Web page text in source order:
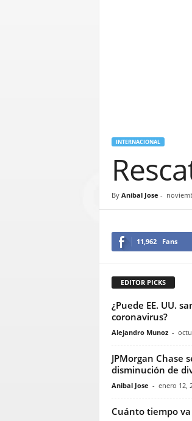
INTERNACIONAL
By Anibal Jose -
11,962 Fans
EDITOR PICKS
¿Puede EE. UU.
coronavirus?
Alejandro Munoz -
JPMorgan Chase
disminución de
Anibal Jose - enero 12,
Cuánto tiempo